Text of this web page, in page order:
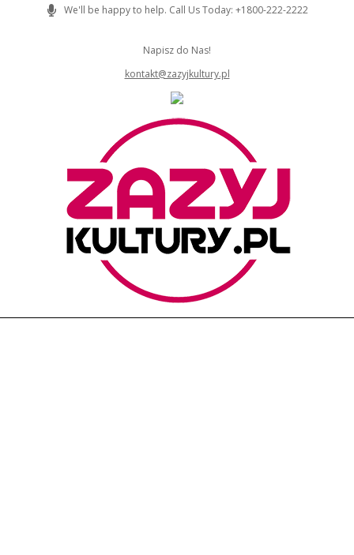
We'll be happy to help. Call Us Today: +1800-222-2222
Napisz do Nas!
kontakt@zazyjkultury.pl
ZAZYJKULTURY